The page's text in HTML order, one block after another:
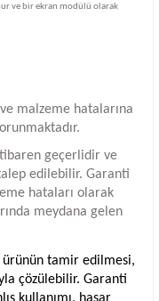
ve bir ekran modülü olarak
malzeme hatalarına
geçerlidir ve
edilebilir. Garanti
hataları olarak
meydana gelen
ürünün tamir edilmesi,
çözülebilir. Garanti